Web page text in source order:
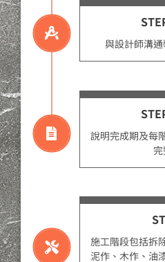
與設計師溝
說明完成期及每
完
施工階段包括拆
泥作、木作、油